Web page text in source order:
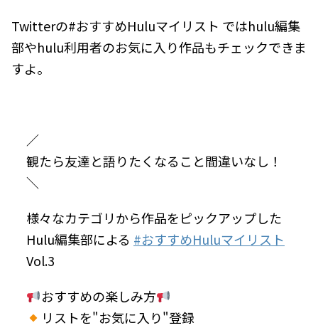
Twitterの#おすすめHuluマイリスト ではhulu編集
部やhulu利用者のお気に入り作品もチェックできま
すよ。
／
観たら友達と語りたくなること間違いなし！
＼
様々なカテゴリから作品をピックアップした
Hulu編集部による #おすすめHuluマイリスト
Vol.3
おすすめの楽しみ方
リストを"お気に入り"登録